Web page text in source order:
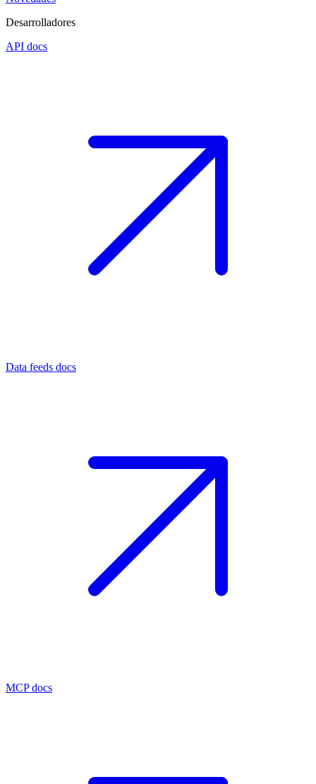
Desarrolladores
API docs
Data feeds docs
MCP docs